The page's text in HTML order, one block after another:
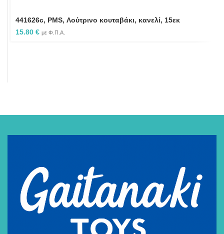
441626c, PMS, Λούτρινο κουταβάκι, κανελί, 15εκ
15.80 € με Φ.Π.Α.